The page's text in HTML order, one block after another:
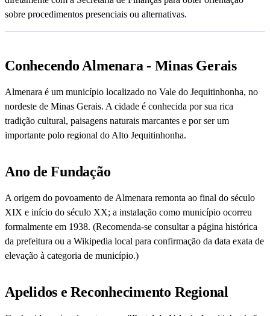
sobre procedimentos presenciais ou alternativas.
Conhecendo Almenara - Minas Gerais
Almenara é um município localizado no Vale do Jequitinhonha, no
nordeste de Minas Gerais. A cidade é conhecida por sua rica
tradição cultural, paisagens naturais marcantes e por ser um
importante polo regional do Alto Jequitinhonha.
Ano de Fundação
A origem do povoamento de Almenara remonta ao final do século
XIX e início do século XX; a instalação como município ocorreu
formalmente em 1938. (Recomenda-se consultar a página histórica
da prefeitura ou a Wikipedia local para confirmação da data exata de
elevação à categoria de município.)
Apelidos e Reconhecimento Regional